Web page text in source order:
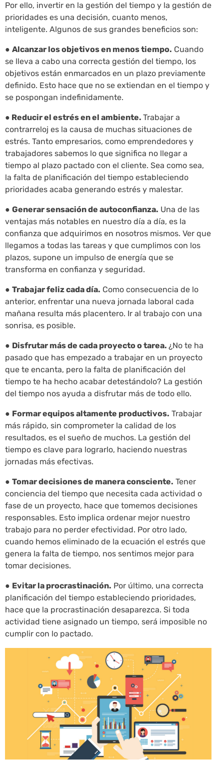
Por ello, invertir en la gestión del tiempo y la gestión de
prioridades es una decisión, cuanto menos,
inteligente. Algunos de sus grandes beneficios son:
● Alcanzar los objetivos en menos tiempo. Cuando
se lleva a cabo una correcta gestión del tiempo, los
objetivos están enmarcados en un plazo previamente
definido. Esto hace que no se extiendan en el tiempo y
se pospongan indefinidamente.
● Reducir el estrés en el ambiente. Trabajar a
contrarreloj es la causa de muchas situaciones de
estrés. Tanto empresarios, como emprendedores y
trabajadores sabemos lo que significa no llegar a
tiempo al plazo pactado con el cliente. Sea como sea,
la falta de planificación del tiempo estableciendo
prioridades acaba generando estrés y malestar.
● Generar sensación de autoconfianza. Una de las
ventajas más notables en nuestro día a día, es la
confianza que adquirimos en nosotros mismos. Ver que
llegamos a todas las tareas y que cumplimos con los
plazos, supone un impulso de energía que se
transforma en confianza y seguridad.
● Trabajar feliz cada día. Como consecuencia de lo
anterior, enfrentar una nueva jornada laboral cada
mañana resulta más placentero. Ir al trabajo con una
sonrisa, es posible.
● Disfrutar más de cada proyecto o tarea. ¿No te ha
pasado que has empezado a trabajar en un proyecto
que te encanta, pero la falta de planificación del
tiempo te ha hecho acabar detestándolo? La gestión
del tiempo nos ayuda a disfrutar más de todo ello.
● Formar equipos altamente productivos. Trabajar
más rápido, sin comprometer la calidad de los
resultados, es el sueño de muchos. La gestión del
tiempo es clave para lograrlo, haciendo nuestras
jornadas más efectivas.
● Tomar decisiones de manera consciente. Tener
conciencia del tiempo que necesita cada actividad o
fase de un proyecto, hace que tomemos decisiones
responsables. Esto implica ordenar mejor nuestro
trabajo para no perder efectividad. Por otro lado,
cuando hemos eliminado de la ecuación el estrés que
genera la falta de tiempo, nos sentimos mejor para
tomar decisiones.
● Evitar la procrastinación. Por último, una correcta
planificación del tiempo estableciendo prioridades,
hace que la procrastinación desaparezca. Si toda
actividad tiene asignado un tiempo, será imposible no
cumplir con lo pactado.